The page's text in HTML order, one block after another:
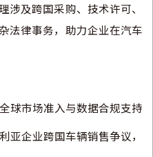
涉及跨国采购、技术许可、
法律事务，助力企业在汽车
球市场准入与数据合规支持
亚企业跨国车辆销售争议，